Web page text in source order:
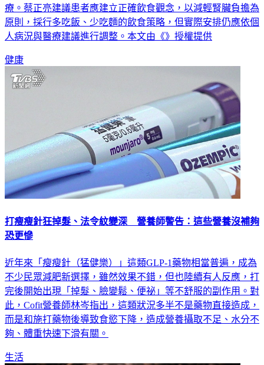
前台灣約有200萬名慢性腎臟病患者，近10萬人需要洗腎治
療。蔡正亮建議患者應建立正確飲食觀念，以減輕腎臟負擔為
原則，採行多吃飯、少吃麵的飲食策略，但實際安排仍應依個
健康
打瘦瘦針狂掉髮、法令紋變深 營養師警告：這些營養沒補夠
近年來「瘦瘦針（猛健樂）」這類GLP-1藥物相當普遍，成為
不少民眾減肥新選擇，雖然效果不錯，但也陸續有人反應，打
完後開始出現「掉髮、臉變鬆、便祕」等不舒服的副作用。對
此，Cofit營養師林岑指出，這類狀況多半不是藥物直接造成，
而是和施打藥物後導致食慾下降，造成營養攝取不足、水分不